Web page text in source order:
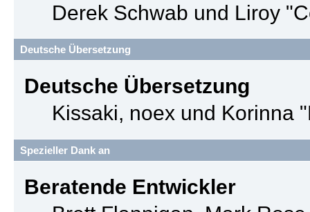
Derek Schwab und Liroy
Deutsche Übersetzung
Deutsche Übersetzung
Kissaki, noex und Korinna
Spezieller Dank an
Beratende Entwickler